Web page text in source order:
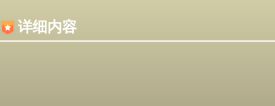
详细内容